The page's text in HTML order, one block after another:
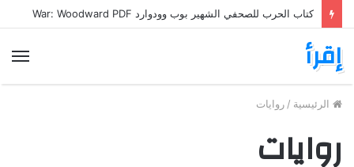
كتاب الحرب للصحفي الشهير بوب وودوارد War: Woodward PDF
إقرأ
الرئيسية / روايات
روايات